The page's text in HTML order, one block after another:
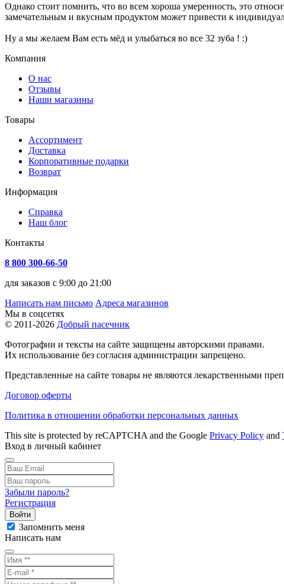
Однако стоит помнить, что во всем хороша умеренность, это
замечательным и вкусным продуктом может привести к
Ну а мы желаем Вам есть мёд и улыбаться во все 32 зуба ! :)
Компания
О нас
Отзывы
Наши магазины
Товары
Ассортимент
Доставка
Корпоративные подарки
Возврат
Информация
Справка
Наш блог
Контакты
8 800 300-66-50
для заказов с 9:00 до 21:00
Написать нам письмо Адреса магазинов
Мы в соцсетях
© 2011-2026 Добрый пасечник
Фотографии и тексты на сайте защищены авторскими правами.
Их использование без согласия администрации запрещено.
Представленные на сайте товары не являются лекарственными
Договор оферты
Политика в отношении обработки персональных данных
This site is protected by reCAPTCHA and the Google Privacy Policy and
Вход в личный кабинет
Забыли пароль?
Регистрация
Войти
Запомнить меня
Написать нам